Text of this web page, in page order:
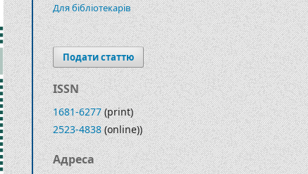
Для бібліотекарів
Подати статтю
ISSN
1681-6277(print)
2523-4838(online))
Адреса